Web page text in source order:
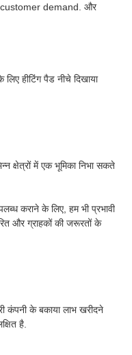
demand. और
हीटिंग पैड नीचे दिखाया
क्षेत्रों में एक भूमिका निभा सकते
कराने के लिए, हम भी प्रभावी
और ग्राहकों की जरूरतों के
कंपनी के बकाया लाभ खरीदने
है.